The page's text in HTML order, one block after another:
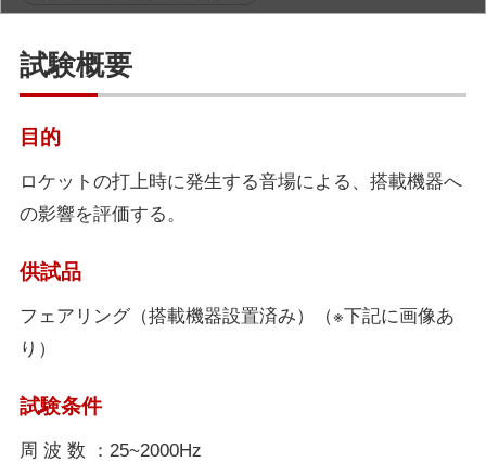
試験概要
目的
ロケットの打上時に発生する音場による、搭載機器へ
の影響を評価する。
供試品
フェアリング（搭載機器設置済み）（※下記に画像あ
り）
試験条件
周 波 数 ：25~2000Hz